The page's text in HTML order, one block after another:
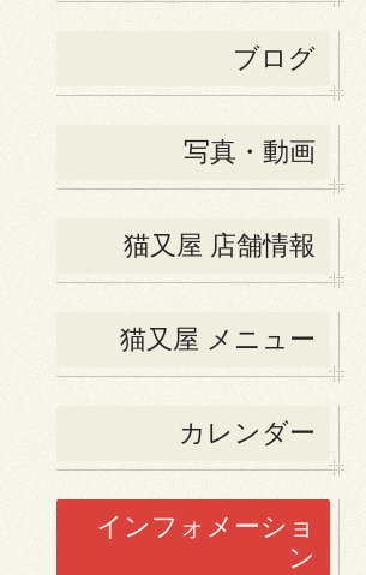
ブログ
写真・動画
猫又屋 店舗情報
猫又屋 メニュー
カレンダー
インフォメーショ
ン